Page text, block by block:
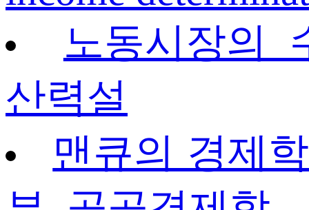
노동시장의
산력설
맨큐의 경제